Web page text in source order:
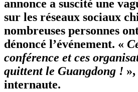
annonce a suscité une
sur les réseaux sociaux
nombreuses personnes
dénoncé l’événement. «
conférence et ces
quittent le Guangdong !
internaute.